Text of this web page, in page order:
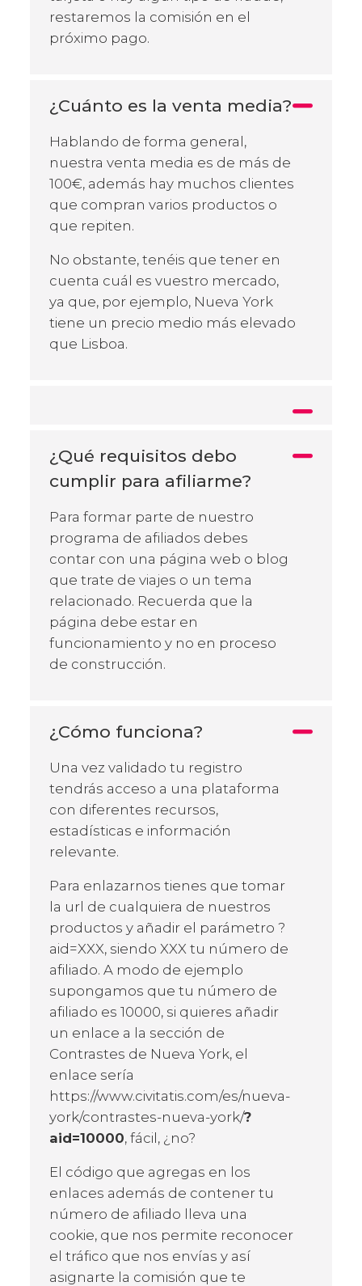
restaremos la comisión en el
próximo pago.
¿Cuánto es la venta media?
Hablando de forma general,
nuestra venta media es de más de
100€, además hay muchos clientes
que compran varios productos o
que repiten.
No obstante, tenéis que tener en
cuenta cuál es vuestro mercado,
ya que, por ejemplo, Nueva York
tiene un precio medio más elevado
que Lisboa.
¿Qué requisitos debo
cumplir para afiliarme?
Para formar parte de nuestro
programa de afiliados debes
contar con una página web o blog
que trate de viajes o un tema
relacionado. Recuerda que la
página debe estar en
funcionamiento y no en proceso
de construcción.
¿Cómo funciona?
Una vez validado tu registro
tendrás acceso a una plataforma
con diferentes recursos,
estadísticas e información
relevante.
Para enlazarnos tienes que tomar
la url de cualquiera de nuestros
productos y añadir el parámetro ?
aid=XXX, siendo XXX tu número de
afiliado. A modo de ejemplo
supongamos que tu número de
afiliado es 10000, si quieres añadir
un enlace a la sección de
Contrastes de Nueva York, el
enlace sería
https://www.civitatis.com/es/nueva-
york/contrastes-nueva-york/?
aid=10000, fácil, ¿no?
El código que agregas en los
enlaces además de contener tu
número de afiliado lleva una
cookie, que nos permite reconocer
el tráfico que nos envías y así
asignarte la comisión que te